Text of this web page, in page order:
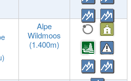
Alpe
Wildmoos
(1.400m)